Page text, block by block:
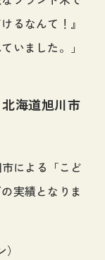
るなんて！』
いました。」
海道旭川市
による「こど
実績となりま